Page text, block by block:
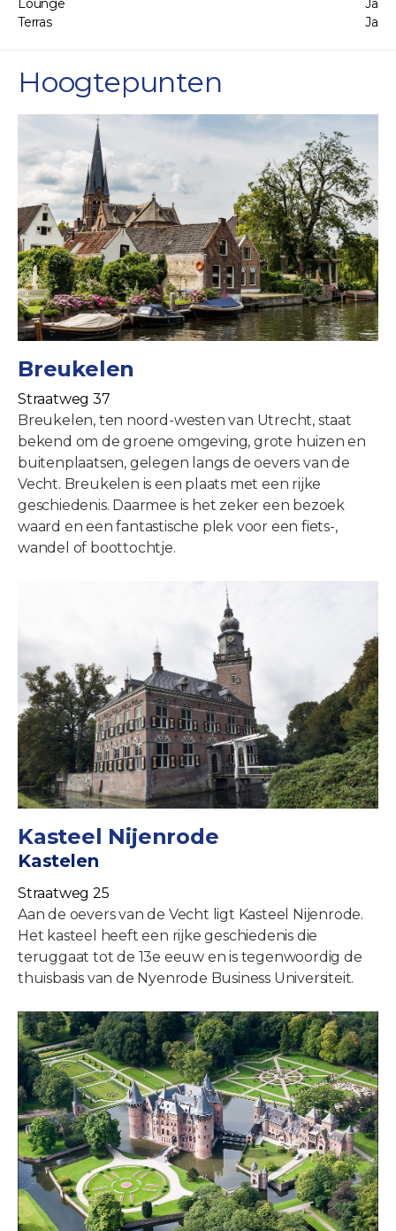
Lounge
Ja
Terras
Ja
Hoogtepunten
Breukelen
Straatweg 37
Breukelen, ten noord-westen van Utrecht, staat
bekend om de groene omgeving, grote huizen en
buitenplaatsen, gelegen langs de oevers van de
Vecht. Breukelen is een plaats met een rijke
geschiedenis. Daarmee is het zeker een bezoek
waard en een fantastische plek voor een fiets-,
wandel of boottochtje.
Kasteel Nijenrode
Kastelen
Straatweg 25
Aan de oevers van de Vecht ligt Kasteel Nijenrode.
Het kasteel heeft een rijke geschiedenis die
teruggaat tot de 13e eeuw en is tegenwoordig de
thuisbasis van de Nyenrode Business Universiteit.